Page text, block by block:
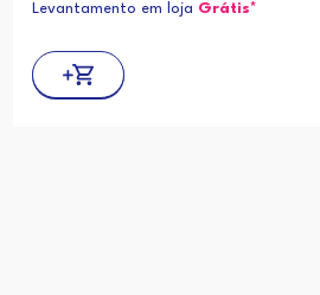
Levantamento em loja Grátis*